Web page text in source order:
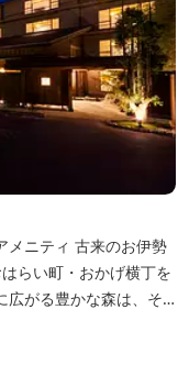
来のお伊勢
らい町・おかげ横丁を
広がる豊かな森は、そ
さんとつながってい
2つの大浴場と趣の異